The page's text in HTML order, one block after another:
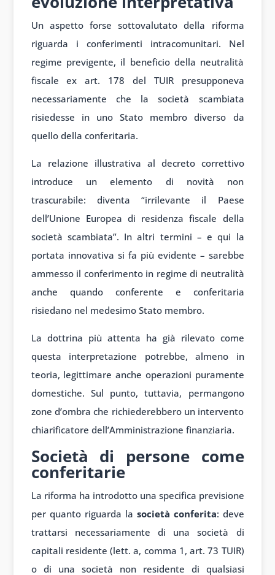
Un aspetto forse sottovalutato della riforma
riguarda i conferimenti intracomunitari. Nel
regime previgente, il beneficio della neutralità
fiscale ex art. 178 del TUIR presupponeva
necessariamente che la società scambiata
risiedesse in uno Stato membro diverso da
quello della conferitaria.
La relazione illustrativa al decreto correttivo
introduce un elemento di novità non
trascurabile: diventa “irrilevante il Paese
dell’Unione Europea di residenza fiscale della
società scambiata”. In altri termini – e qui la
portata innovativa si fa più evidente – sarebbe
ammesso il conferimento in regime di neutralità
anche quando conferente e conferitaria
risiedano nel medesimo Stato membro.
La dottrina più attenta ha già rilevato come
questa interpretazione potrebbe, almeno in
teoria, legittimare anche operazioni puramente
domestiche. Sul punto, tuttavia, permangono
zone d’ombra che richiederebbero un intervento
chiarificatore dell’Amministrazione finanziaria.
Società di persone come
conferitarie
La riforma ha introdotto una specifica previsione
per quanto riguarda la società conferita: deve
trattarsi necessariamente di una società di
capitali residente (lett. a, comma 1, art. 73 TUIR)
o di una società non residente di qualsiasi